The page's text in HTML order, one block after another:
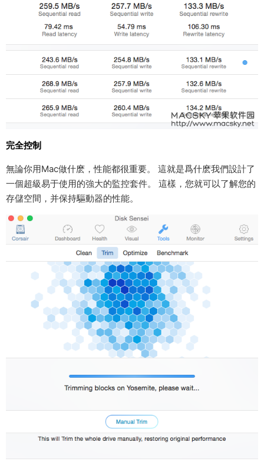
完全控制
無論你用Mac做什麽，性能都很重要。 這就是爲什麽我們設計了
一個超級易于使用的強大的監控套件。 這樣，您就可以了解您的
存儲空間，并保持驅動器的性能。